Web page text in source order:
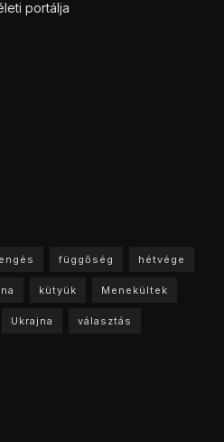
portálja
függőség hétvége
kütyük Menekültek
Ukrajna választás